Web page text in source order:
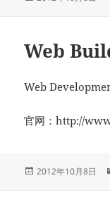
Web
Web
官网：http://
发
2012年10月8日